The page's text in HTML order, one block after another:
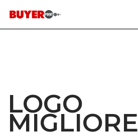
to
LOGO
MIGLIORE